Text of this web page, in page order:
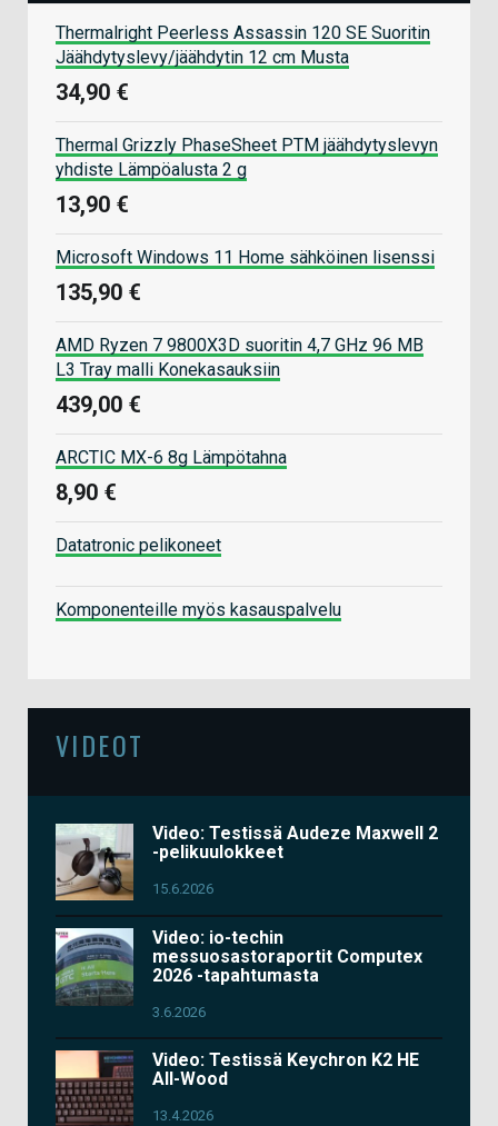
Thermalright Peerless Assassin 120 SE Suoritin
Jäähdytyslevy/jäähdytin 12 cm Musta
34,90 €
Thermal Grizzly PhaseSheet PTM jäähdytyslevyn
yhdiste Lämpöalusta 2 g
13,90 €
Microsoft Windows 11 Home sähköinen lisenssi
135,90 €
AMD Ryzen 7 9800X3D suoritin 4,7 GHz 96 MB
L3 Tray malli Konekasauksiin
439,00 €
ARCTIC MX-6 8g Lämpötahna
8,90 €
Datatronic pelikoneet
Komponenteille myös kasauspalvelu
VIDEOT
Video: Testissä Audeze Maxwell 2
-pelikuulokkeet
15.6.2026
Video: io-techin
messuosastoraportit Computex
2026 -tapahtumasta
3.6.2026
Video: Testissä Keychron K2 HE
All-Wood
13.4.2026